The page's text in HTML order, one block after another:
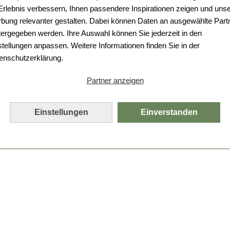
verbessern, Ihnen passendere Inspirationen zeigen und
relevanter gestalten. Dabei können Daten an ausgewählte
werden. Ihre Auswahl können Sie jederzeit in den
anpassen. Weitere Informationen finden Sie in der
Partner anzeigen
Einstellungen Einverstanden